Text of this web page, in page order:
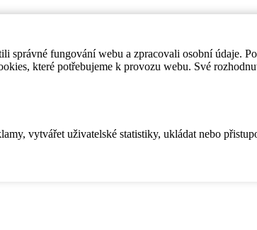
správné fungování webu a zpracovali osobní údaje.
které potřebujeme k provozu webu. Své
vytvářet uživatelské statistiky, ukládat nebo